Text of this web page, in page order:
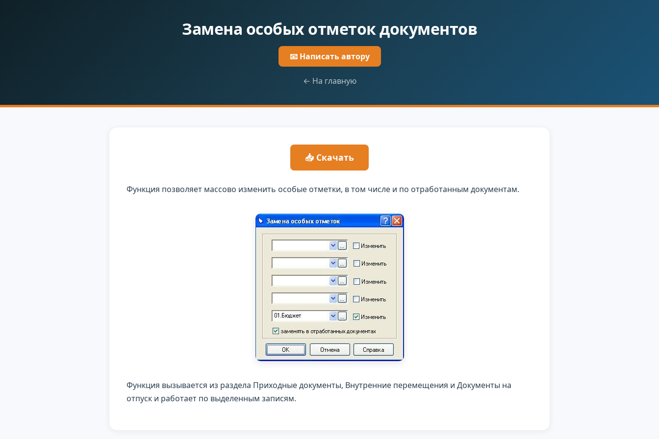
Замена особых отметок документов
📧 Написать автору
← На главную
📥 Скачать
Функция позволяет массово изменить особые отметки, в том числе и по отработанным документам.
Функция вызывается из раздела Приходные документы, Внутренние перемещения и Документы на
отпуск и работает по выделенным записям.